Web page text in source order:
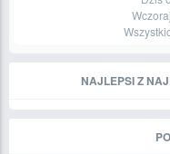
NAJLEPSI Z